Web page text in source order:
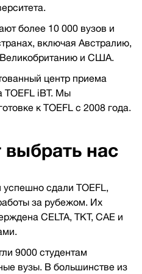
более 10 000 вузов и
включая Австралию,
и США.
центр приема
TOEFL iBT. Мы
к TOEFL с 2008 года.
нас
сдали TOEFL,
за рубежом. Их
CELTA, TKT, CAE и
9000 студентам
вузы. В большинстве из